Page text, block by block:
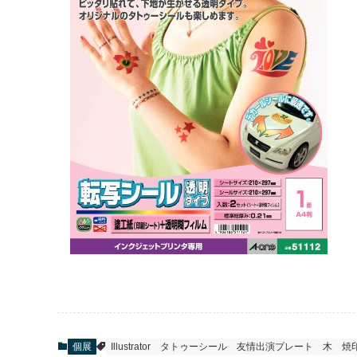
個展 Illustrator タトゥーシール 友情出演プレート 木 焼